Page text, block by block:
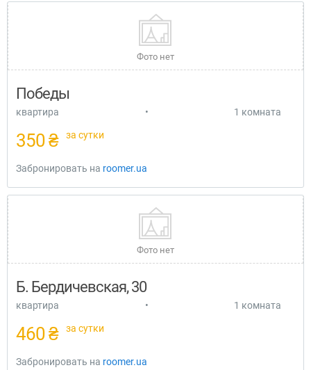
Фото нет
Победы
квартира • 1 комната
350 ₴ за сутки
Забронировать на roomer.ua
Фото нет
Б. Бердичевская, 30
квартира • 1 комната
460 ₴ за сутки
Забронировать на roomer.ua